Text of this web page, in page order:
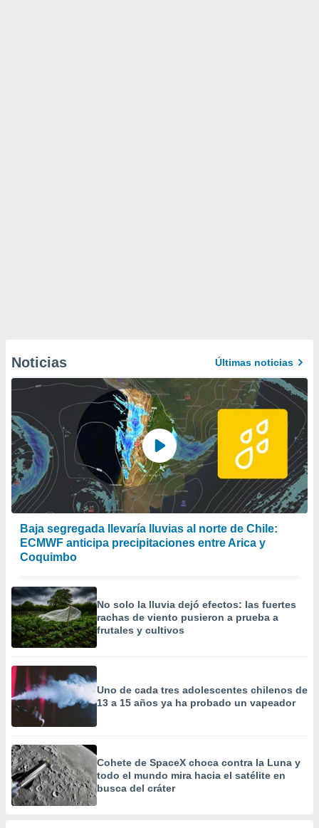
Noticias Últimas noticias
Baja segregada llevaría lluvias al norte de Chile:
ECMWF anticipa precipitaciones entre Arica y
Coquimbo
No solo la lluvia dejó efectos: las fuertes
rachas de viento pusieron a prueba a
frutales y cultivos
Uno de cada tres adolescentes chilenos de
13 a 15 años ya ha probado un vapeador
Cohete de SpaceX choca contra la Luna y
todo el mundo mira hacia el satélite en
busca del cráter